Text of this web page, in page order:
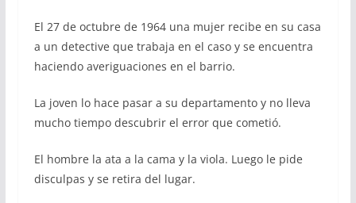
El 27 de octubre de 1964 una mujer recibe en su casa
a un detective que trabaja en el caso y se encuentra
haciendo averiguaciones en el barrio.
La joven lo hace pasar a su departamento y no lleva
mucho tiempo descubrir el error que cometió.
El hombre la ata a la cama y la viola. Luego le pide
disculpas y se retira del lugar.